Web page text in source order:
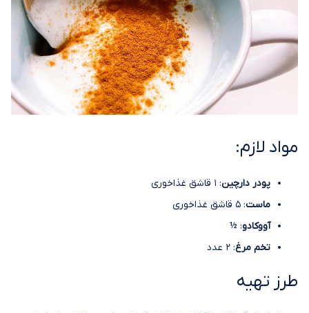
مواد لازم:
پودر دارچین: 1 قاشق غذاخوری
ماست: 5 قاشق غذاخوری
آووکادو: ½
تخم مرغ: 2 عدد
طرز تهیه